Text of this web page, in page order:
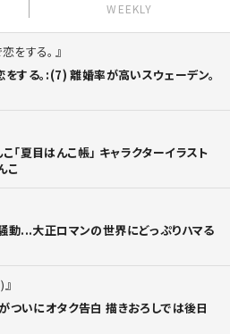
WEEKLY
をする。
する。:(7) 離婚率が高いスウェーデン。
「夏目はんこ帳」 キャラクターイラスト
こ
動...大正ロマンの世界にどっぷりハマる
ついにオタク告白 描きおろしでは後日